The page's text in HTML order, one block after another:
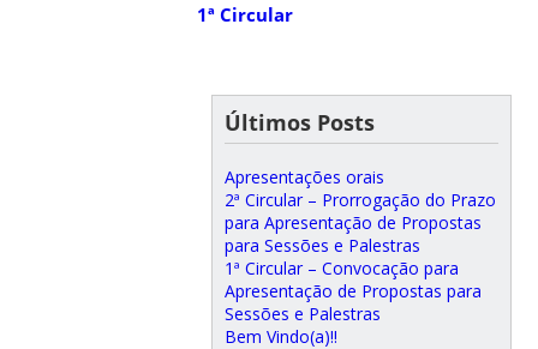
1ª Circular
Últimos Posts
Apresentações orais
2ª Circular – Prorrogação do Prazo
para Apresentação de Propostas
para Sessões e Palestras
1ª Circular – Convocação para
Apresentação de Propostas para
Sessões e Palestras
Bem Vindo(a)!!